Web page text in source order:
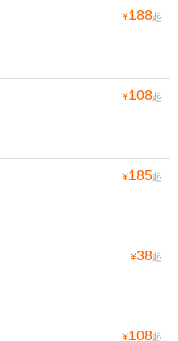
¥188起
¥108起
¥185起
¥38起
¥108起